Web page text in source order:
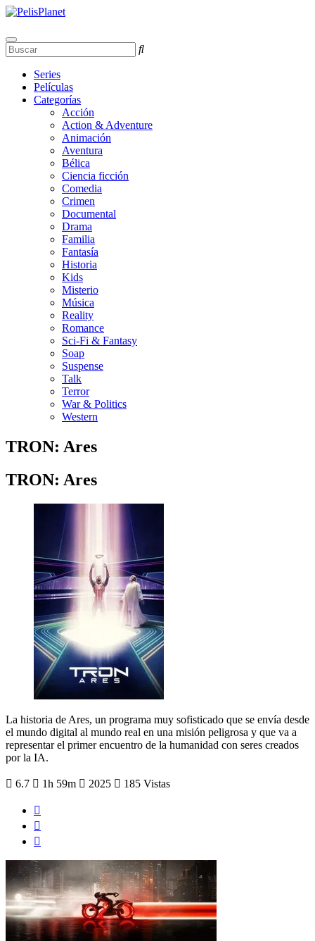
Series
Películas
Categorías
Acción
Action & Adventure
Animación
Aventura
Bélica
Ciencia ficción
Comedia
Crimen
Documental
Drama
Familia
Fantasía
Historia
Kids
Misterio
Música
Reality
Romance
Sci-Fi & Fantasy
Soap
Suspense
Talk
Terror
War & Politics
Western
TRON: Ares
TRON: Ares
La historia de Ares, un programa muy sofisticado que se envía desde
el mundo digital al mundo real en una misión peligrosa y que va a
representar el primer encuentro de la humanidad con seres creados
por la IA.
6.7 1h 59m 2025 185 Vistas